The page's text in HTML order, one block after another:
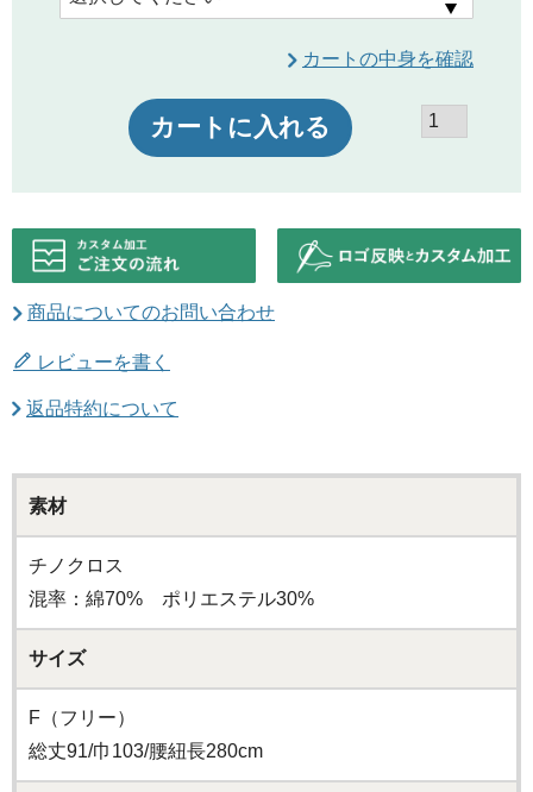
カートの中身を確認
カートに入れる
商品についてのお問い合わせ
レビューを書く
返品特約について
素材
チノクロス
混率：綿70% ポリエステル30%
サイズ
F（フリー）
総丈91/巾103/腰紐長280cm